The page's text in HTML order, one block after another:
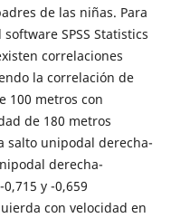
de las niñas. Para
SPSS Statistics
correlaciones
la correlación de
100 metros con
de 180 metros
salto unipodal derecha-
derecha-
y -0,659
con velocidad en